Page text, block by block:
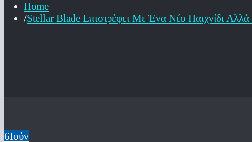
Home
Stellar Blade Επιστρέφει Με Ένα Νέο Παιχνίδι
6Ιούν